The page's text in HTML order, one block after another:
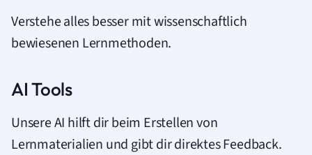
Verstehe alles besser mit wissenschaftlich
bewiesenen Lernmethoden.
AI Tools
Unsere AI hilft dir beim Erstellen von
Lernmaterialien und gibt dir direktes Feedback.